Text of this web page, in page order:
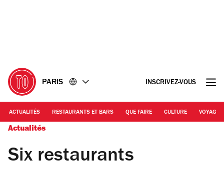
PARIS INSCRIVEZ-VOUS
ACTUALITÉS RESTAURANTS ET BARS QUE FAIRE CULTURE VOYAGE
Actualités
Six restaurants